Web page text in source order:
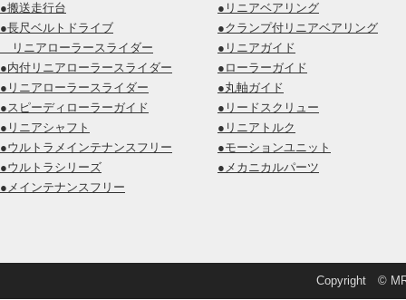
●搬送走行台
●長尺ベルトドライブ
リニアローラースライダー
●内付リニアローラースライダー
●リニアローラースライダー
●スピーディローラーガイド
●リニアシャフト
●ウルトラメインテナンスフリー
●ウルトラシリーズ
●メインテナンスフリー
●リニアベアリング
●クランプ付リニアベアリング
●リニアガイド
●ローラーガイド
●丸軸ガイド
●リードスクリュー
●リニアトルク
●モーションユニット
●メカニカルパーツ
Copyright ©